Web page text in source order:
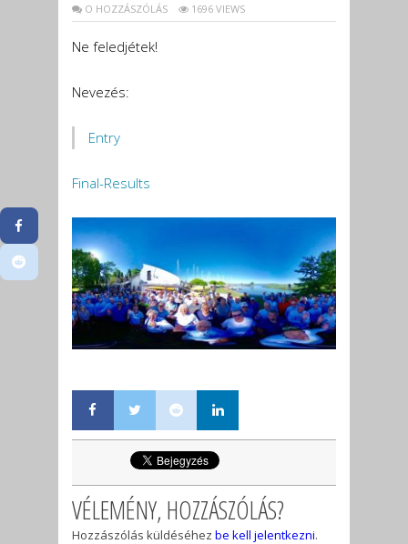
O HOZZÁSZÓLÁS
1696 VIEWS
Ne feledjétek!
Nevezés:
Entry
Final-Results
VÉLEMÉNY, HOZZÁSZÓLÁS?
Hozzászólás küldéséhez be kell jelentkezni.